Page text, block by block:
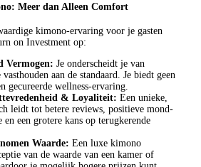
Meer dan Alleen Comfort
kimono-ervaring voor je gasten
on Investment op:
Vermogen: Je onderscheidt je van
aan de standaard. Je biedt geen
gecureerde wellness-ervaring.
& Loyaliteit: Een unieke,
leidt tot betere reviews, positieve mond-
en een grotere kans op terugkerende
Waarde: Een luxe kimono
van de waarde van een kamer of